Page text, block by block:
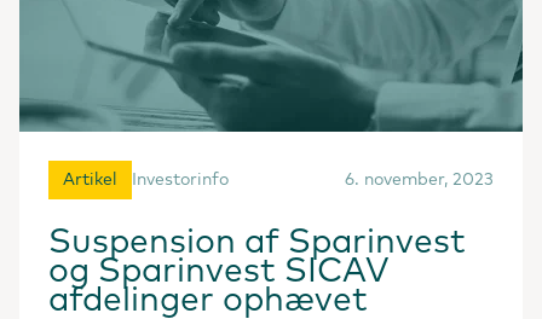
Artikel Investorinfo 6. november, 2023
Suspension af Sparinvest
og Sparinvest SICAV
afdelinger ophævet